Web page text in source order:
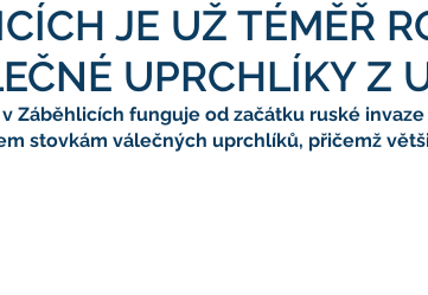
JE UŽ TÉMĚŘ
UPRCHLÍKY Z
Záběhlicích funguje od začátku ruské
stovkám válečných uprchlíků, přičemž